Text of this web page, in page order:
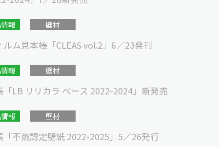
報 壁材
ム見本帳「CLEAS vol.2」6／23発刊
報 壁材
LB リリカラ ベース 2022-2024」新発売
報 壁材
不燃認定壁紙 2022-2025」5／26発行